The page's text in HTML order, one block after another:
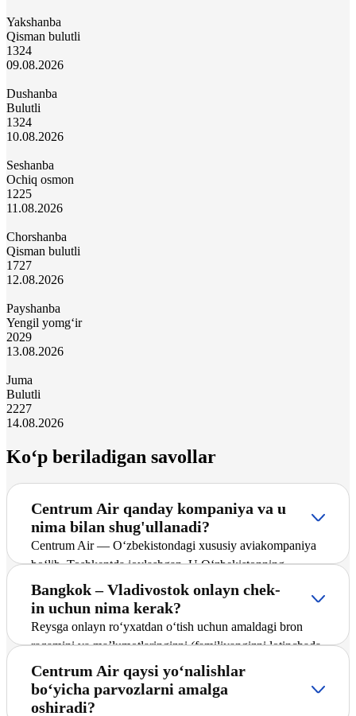
Yakshanba
Qisman bulutli
1324
09.08.2026
Dushanba
Bulutli
1324
10.08.2026
Seshanba
Ochiq osmon
1225
11.08.2026
Chorshanba
Qisman bulutli
1727
12.08.2026
Payshanba
Yengil yomg‘ir
2029
13.08.2026
Juma
Bulutli
2227
14.08.2026
Ko‘p beriladigan savollar
Centrum Air qanday kompaniya va u
nima bilan shug'ullanadi?
Centrum Air — O‘zbekistondagi xususiy aviakompaniya
bo‘lib, Toshkentda joylashgan. U O‘zbekistonning
yetakchi tashuvchilaridan biri hisoblanadi hamda
yo‘lovchilarga xalqaro va ichki yo‘nalishlar bo‘yicha,
jumladan Bangkok – Vladivostok yo‘nalishida muntazam
va charter reyslarni taklif etadi. Kompaniya marshrutlar
etmoqda va barcha yo‘lovchilar uchun xavfsiz hamda
qulay parvozni ta’minlashga intiladi.
Bangkok – Vladivostok onlayn chek-
in uchun nima kerak?
Reysga onlayn ro‘yxatdan o‘tish uchun amaldagi bron
raqamini va ma’lumotlaringizni (familiyangizni lotinchada,
jo‘nash aeroportini) ko‘rsatish zarur. Ma’lumotlar
kiritilgach, tizim bortga chiqish talonini saqlashni taklif
qiladi.
Centrum Air qaysi yo‘nalishlar
bo‘yicha parvozlarni amalga
oshiradi?